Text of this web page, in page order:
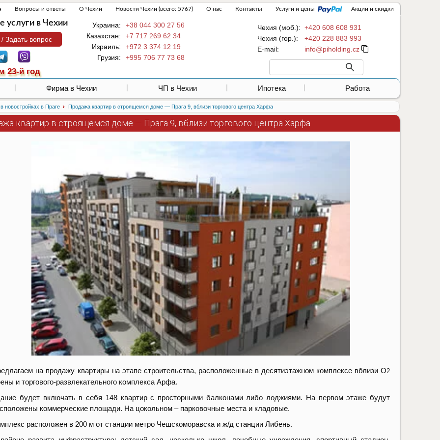
Вопросы и ответы О Чехии Новости Чехии (всего: 5767) О нас Контакты Услуги и цены Акции и скидки
Задать вопрос
23-й год
услуги в Чехии Чехия (моб.): +420 608 608 931
Чехия (гор.):
+420 228 883 993
Е-mail:
Украина:
+38 044 300 27 56
Казахстан:
+7 717 269 62 34
Израиль:
+972 3 374 12 19
Грузия:
+995 706 77 73 68
Фирма в Чехии ЧП в Чехии Ипотека Работа
новостройках в Праге › Продажа квартир в строящемся доме — Прага 9, вблизи торгового центра Харфа
квартир в строящемся доме — Прага 9, вблизи торгового центра Харфа
на продажу квартиры на этапе строительства, расположенные в десятиэтажном комплексе вблизи O2
и торгового-развлекательного комплекса Арфа.
будет включать в себя 148 квартир с просторными балконами либо лоджиями. На первом этаже будут
коммерческие площади. На цокольном – парковочные места и кладовые.
расположен в 200 м от станции метро Чешскоморавска и ж/д станции Либень.